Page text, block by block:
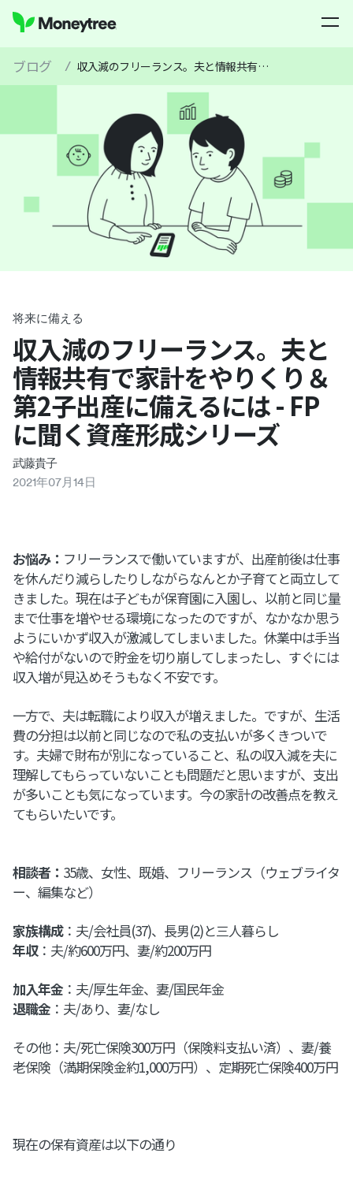
ブログ / 収入減のフリーランス。夫と情報共有で家計をやりくり＆第2子出産に備えるには - FPに聞く資産形成シリーズ
将来に備える
収入減のフリーランス。夫と
情報共有で家計をやりくり＆
第2子出産に備えるには - FP
に聞く資産形成シリーズ
武藤貴子
2021年07月14日
お悩み： フリーランスで働いていますが、出産前後は仕事
を休んだり減らしたりしながらなんとか子育てと両立して
きました。現在は子どもが保育園に入園し、以前と同じ量
まで仕事を増やせる環境になったのですが、なかなか思う
ようにいかず収入が激減してしまいました。休業中は手当
や給付がないので貯金を切り崩してしまったし、すぐには
収入増が見込めそうもなく不安です。
一方で、夫は転職により収入が増えました。ですが、生活
費の分担は以前と同じなので私の支払いが多くきついで
す。夫婦で財布が別になっていること、私の収入減を夫に
理解してもらっていないことも問題だと思いますが、支出
が多いことも気になっています。今の家計の改善点を教え
てもらいたいです。
相談者： 35歳、女性、既婚、フリーランス（ウェブライタ
ー、編集など）
家族構成：夫/会社員(37)、長男(2)と三人暮らし
年収：夫/約600万円、妻/約200万円
加入年金 ：夫/厚生年金、妻/国民年金
退職金 ：夫/あり、妻/なし
その他：夫/死亡保険300万円（保険料支払い済）、妻/養
老保険（満期保険金約1,000万円）、定期死亡保険400万円
現在の保有資産は以下の通り